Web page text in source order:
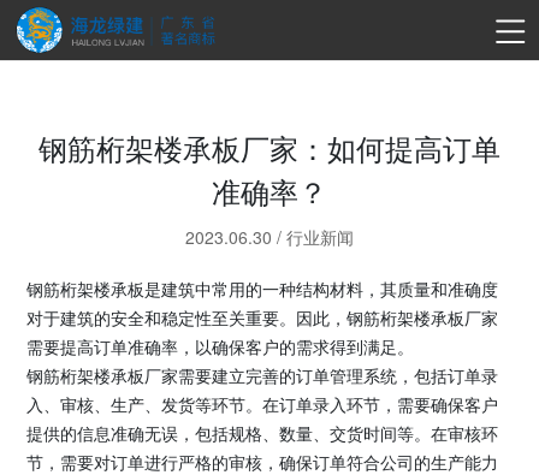
钢筋桁架楼承板厂家：如何提高订单
准确率？
2023.06.30 / 行业新闻
钢筋桁架楼承板是建筑中常用的一种结构材料，其质量和准确度
对于建筑的安全和稳定性至关重要。因此，钢筋桁架楼承板厂家
需要提高订单准确率，以确保客户的需求得到满足。
钢筋桁架楼承板厂家需要建立完善的订单管理系统，包括订单录
入、审核、生产、发货等环节。在订单录入环节，需要确保客户
提供的信息准确无误，包括规格、数量、交货时间等。在审核环
节，需要对订单进行严格的审核，确保订单符合公司的生产能力